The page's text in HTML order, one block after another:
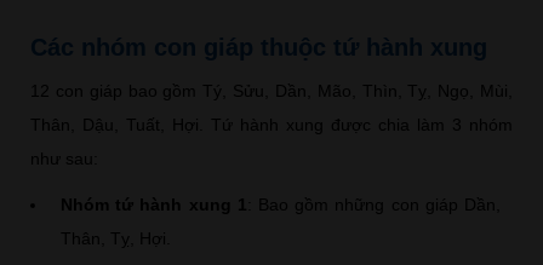
Các nhóm con giáp thuộc tứ hành xung
12 con giáp bao gồm Tý, Sửu, Dần, Mão, Thìn, Tỵ, Ngọ, Mùi,
Thân, Dậu, Tuất, Hợi. Tứ hành xung được chia làm 3 nhóm
như sau:
Nhóm tứ hành xung 1
: Bao gồm những con giáp Dần,
Thân, Tỵ, Hợi.